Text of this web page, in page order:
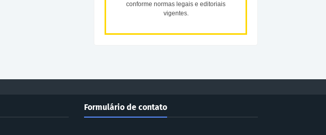
conforme normas legais e editoriais
vigentes.
Formulário de contato